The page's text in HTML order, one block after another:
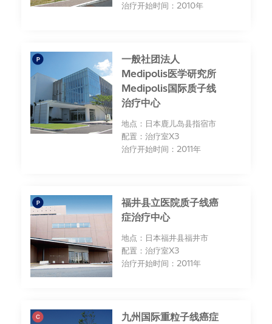
治疗开始时间：2010年
一般社团法人
Medipolis医学研究所
Medipolis国际质子线
治疗中心
地点：日本鹿儿岛县指宿市
配置：治疗室X3
治疗开始时间：2011年
福井县立医院质子线癌
症治疗中心
地点：日本福井县福井市
配置：治疗室X3
治疗开始时间：2011年
九州国际重粒子线癌症